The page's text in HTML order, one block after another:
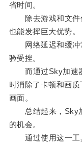
省时间。
除去游戏和文件
也能发挥巨大优势。
网络延迟和缓冲
验受挫。
而通过Sky加速器
时消除了卡顿和画
画面。
总结起来，Sky加
的机会。
通过使用这一工